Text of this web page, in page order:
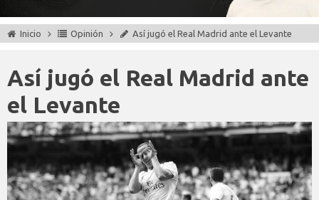
Inicio Opinión Así jugó el Real Madrid ante el Levante
Así jugó el Real Madrid ante
el Levante